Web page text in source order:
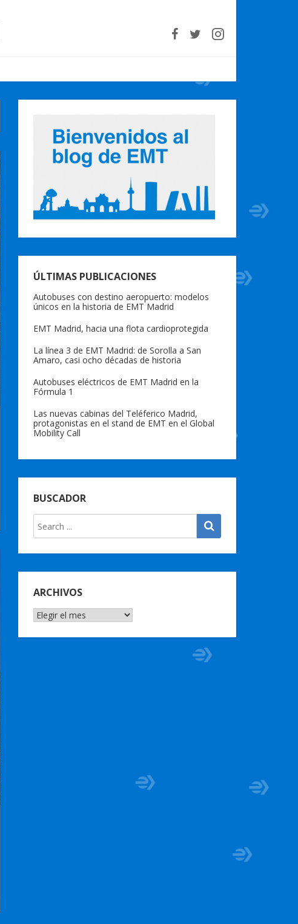
ÚLTIMAS PUBLICACIONES
Autobuses con destino aeropuerto: modelos
únicos en la historia de EMT Madrid
EMT Madrid, hacia una flota cardioprotegida
La línea 3 de EMT Madrid: de Sorolla a San
Amaro, casi ocho décadas de historia
Autobuses eléctricos de EMT Madrid en la
Fórmula 1
Las nuevas cabinas del Teléferico Madrid,
protagonistas en el stand de EMT en el Global
Mobility Call
BUSCADOR
ARCHIVOS
ARCHIVOS